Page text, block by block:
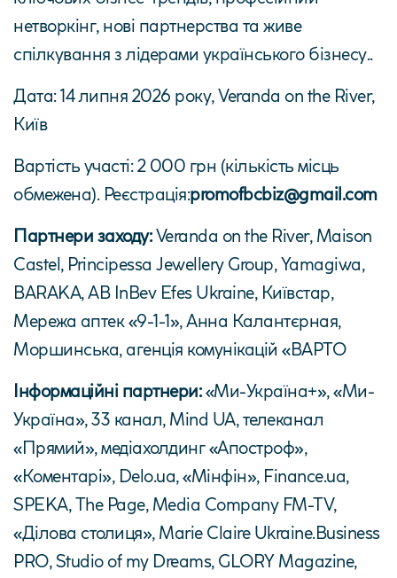
нетворкінг, нові партнерства та живе
спілкування з лідерами українського бізнесу..
Дата: 14 липня 2026 року, Veranda on the River,
Київ
Вартість участі: 2 000 грн (кількість місць
обмежена). Реєстрація:promofbcbiz@gmail.com
Партнери заходу:Veranda on the River, Maison
Castel, Principessa Jewellery Group, Yamagiwa,
BARAKA, AB InBev Efes Ukraine, Київстар,
Мережа аптек «9-1-1», Анна Калантєрная,
Моршинська, агенція комунікацій «ВАРТО
Інформаційні партнери:«Ми-Україна+», «Ми-
Україна», 33 канал, Mind UA, телеканал
«Прямий», медіахолдинг «Апостроф»,
«Коментарі», Delo.ua, «Мінфін», Finance.ua,
SPEKA, The Page, Media Company FM-TV,
«Ділова столиця», Marie Claire Ukraine.Business
PRO, Studio of my Dreams, GLORY Magazine,